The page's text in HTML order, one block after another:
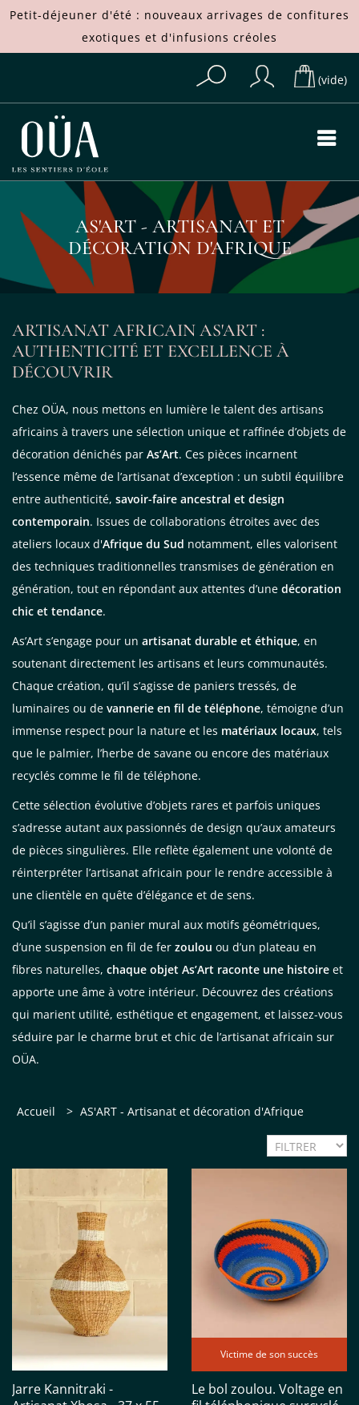
Petit-déjeuner d'été : nouveaux arrivages de confitures
exotiques et d'infusions créoles
(vide)
AS'ART - ARTISANAT ET
DÉCORATION D'AFRIQUE
ARTISANAT AFRICAIN AS'ART :
AUTHENTICITÉ ET EXCELLENCE À
DÉCOUVRIR
Chez OÜA, nous mettons en lumière le talent des artisans
africains à travers une sélection unique et raffinée d’objets de
décoration dénichés par As’Art. Ces pièces incarnent
l’essence même de l’artisanat d’exception : un subtil équilibre
entre authenticité, savoir-faire ancestral et design
contemporain. Issues de collaborations étroites avec des
ateliers locaux d'Afrique du Sud notamment, elles valorisent
des techniques traditionnelles transmises de génération en
génération, tout en répondant aux attentes d’une décoration
chic et tendance.
As’Art s’engage pour un artisanat durable et éthique, en
soutenant directement les artisans et leurs communautés.
Chaque création, qu’il s’agisse de paniers tressés, de
luminaires ou de vannerie en fil de téléphone, témoigne d’un
immense respect pour la nature et les matériaux locaux, tels
que le palmier, l’herbe de savane ou encore des matériaux
recyclés comme le fil de téléphone.
Cette sélection évolutive d’objets rares et parfois uniques
s’adresse autant aux passionnés de design qu’aux amateurs
de pièces singulières. Elle reflète également une volonté de
réinterpréter l’artisanat africain pour le rendre accessible à
une clientèle en quête d’élégance et de sens.
Qu’il s’agisse d’un panier mural aux motifs géométriques,
d’une suspension en fil de fer zoulou ou d’un plateau en
fibres naturelles, chaque objet As’Art raconte une histoire et
apporte une âme à votre intérieur. Découvrez des créations
qui marient utilité, esthétique et engagement, et laissez-vous
séduire par le charme brut et chic de l’artisanat africain sur
OÜA.
Accueil > AS'ART - Artisanat et décoration d'Afrique
Jarre Kannitraki -
Victime de son succès
Le bol zoulou. Voltage en